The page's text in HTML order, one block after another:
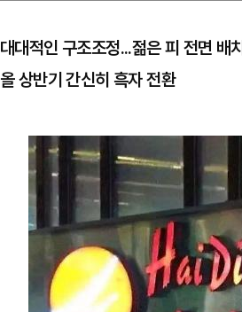
대대적인 구조조정...젊은 피 전면 배치
올 상반기 간신히 흑자 전환